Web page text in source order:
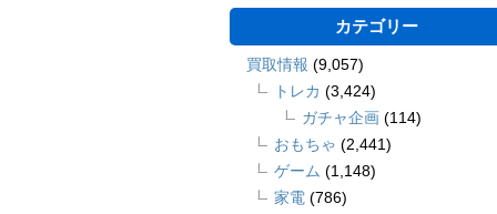
カテゴリー
買取情報 (9,057)
トレカ (3,424)
ガチャ企画 (114)
おもちゃ (2,441)
ゲーム (1,148)
家電 (786)